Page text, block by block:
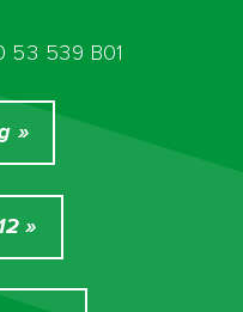
van Den
met vrij uitzicht;
53 539 B01
»
»